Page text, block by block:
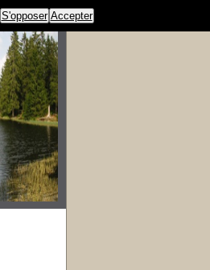
S'opposer Accepter